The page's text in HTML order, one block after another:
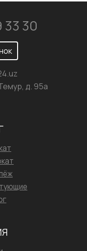
30
д. 95а